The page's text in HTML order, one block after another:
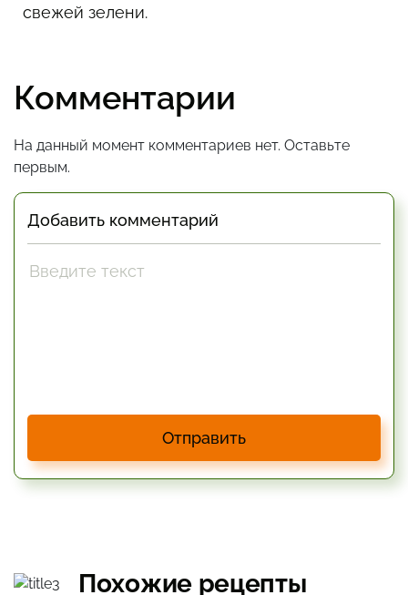
свежей зелени.
Комментарии
На данный момент комментариев нет. Оставьте
первым.
Добавить комментарий
Отправить
Похожие рецепты